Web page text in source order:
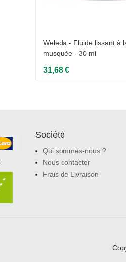
Weleda - Fluide lissant à
musquée - 30 ml
31,68 €
Société
Qui sommes-nous ?
Nous contacter
Frais de Livraison